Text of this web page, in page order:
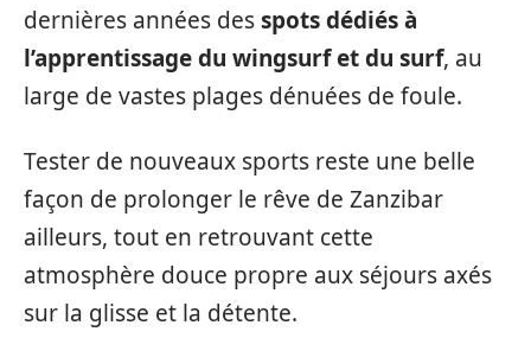
dernières années desspots dédiés à
l’apprentissage du wingsurf et du surf, au
large de vastes plages dénuées de foule.
Tester de nouveaux sports reste une belle
façon de prolonger le rêve de Zanzibar
ailleurs, tout en retrouvant cette
atmosphère douce propre aux séjours axés
sur la glisse et la détente.